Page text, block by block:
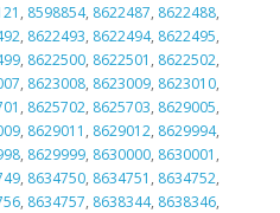
, 8598854, 8622487, 8622488,
, 8622493, 8622494, 8622495,
, 8622500, 8622501 , 8622502,
, 8623008, 8623009, 8623010,
, 8625702, 8625703, 8629005,
, 8629011 , 8629012, 8629994,
, 8629999, 8630000, 8630001 ,
, 8634750, 8634751 , 8634752,
, 8634757, 8638344, 8638346,